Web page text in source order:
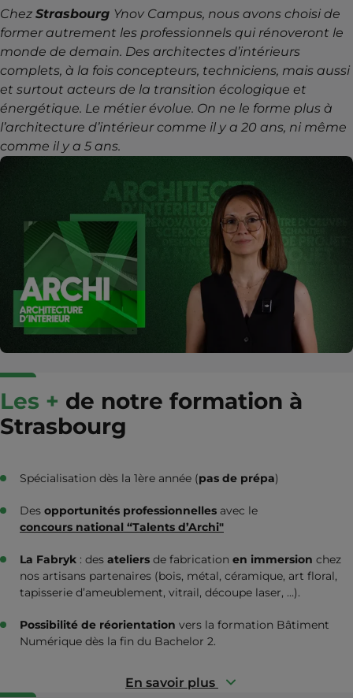
Chez Strasbourg Ynov Campus, nous avons choisi de
former autrement les professionnels qui rénoveront le
monde de demain. Des architectes d’intérieurs
complets, à la fois concepteurs, techniciens, mais aussi
et surtout acteurs de la transition écologique et
énergétique. Le métier évolue. On ne le forme plus à
l’architecture d’intérieur comme il y a 20 ans, ni même
comme il y a 5 ans.
Les + de notre formation à
Strasbourg
Spécialisation dès la 1ère année (pas de prépa)
Des opportunités professionnelles avec le
concours national “Talents d’Archi"
La Fabryk : des ateliers de fabrication en immersion chez
nos artisans partenaires (bois, métal, céramique, art floral,
tapisserie d’ameublement, vitrail, découpe laser, …).
Possibilité de réorientation vers la formation Bâtiment
Numérique dès la fin du Bachelor 2.
En savoir plus